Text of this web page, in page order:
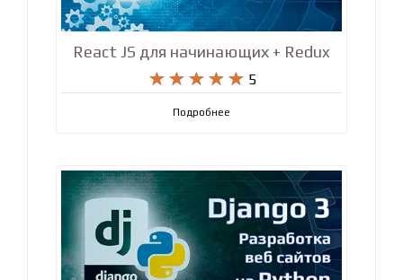
React JS для начинающих + Redux
    
     5
Подробнее